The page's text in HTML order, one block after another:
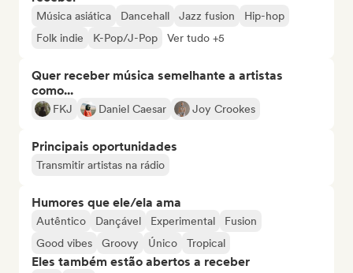
Música asiática Dancehall Jazz fusion
Hip-hop
Folk indie
K-Pop/J-Pop Ver tudo +5
Quer receber música semelhante a artistas
como...
FKJ Daniel Caesar Joy Crookes
Principais oportunidades
Transmitir artistas na rádio
Humores que ele/ela ama
Autêntico Dançável Experimental
Fusion
Good vibes
Groovy Único Tropical
Eles também estão abertos a receber